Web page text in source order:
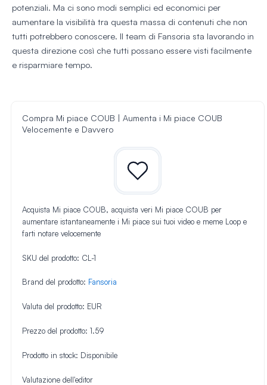
potenziali. Ma ci sono modi semplici ed economici per
aumentare la visibilità tra questa massa di contenuti che non
tutti potrebbero conoscere. Il team di Fansoria sta lavorando in
questa direzione così che tutti possano essere visti facilmente
e risparmiare tempo.
Compra Mi piace COUB | Aumenta i Mi piace COUB
Velocemente e Davvero
Acquista Mi piace COUB, acquista veri Mi piace COUB per
aumentare istantaneamente i Mi piace sui tuoi video e meme Loop e
farti notare velocemente
SKU del prodotto: CL-1
Brand del prodotto: Fansoria
Valuta del prodotto: EUR
Prezzo del prodotto: 1.59
Prodotto in stock: Disponibile
Valutazione dell'editor